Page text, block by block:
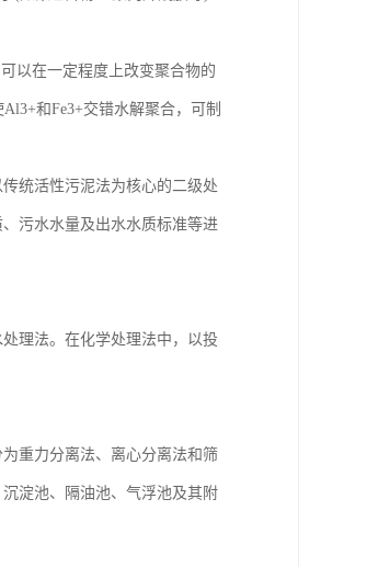
以在一定程度上改变聚合物的
和Fe3+交错水解聚合，可制
统活性污泥法为核心的二级处
污水水量及出水水质标准等进
理法。在化学处理法中，以投
重力分离法、离心分离法和筛
淀池、隔油池、气浮池及其附